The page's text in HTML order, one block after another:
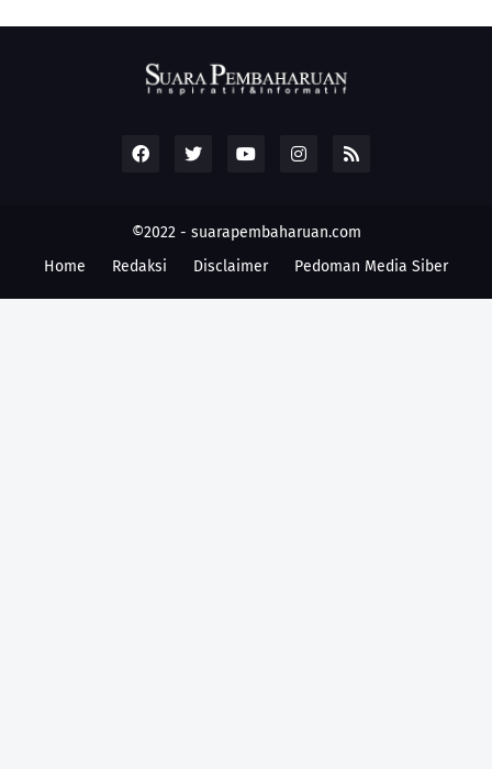
©2022 - suarapembaharuan.com
Home
Redaksi Disclaimer Pedoman Media Siber